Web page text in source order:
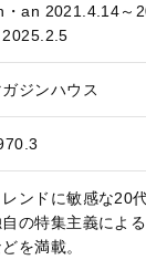
・an 2021.4.14～
2025.2.5
ガジンハウス
レンドに敏感な20
の特集主義によ
を満載。